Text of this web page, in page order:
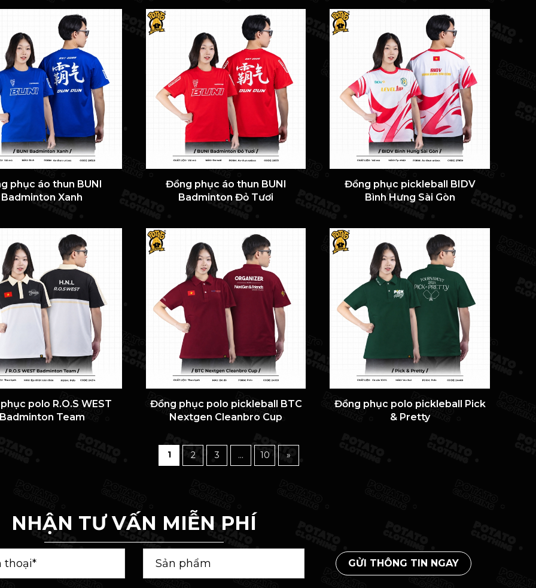
phục áo thun BUNI
Badminton Xanh
Đồng phục áo thun BUNI
Badminton Đỏ Tươi
Đồng phục pickleball BIDV
Bình Hưng Sài Gòn
polo R.O.S WEST
Team
Đồng phục polo pickleball BTC
Nextgen Cleanbro Cup
Đồng phục polo pickleball Pick
& Pretty
1 2 3 ... 10 »
NHẬN TƯ VẤN MIỄN PHÍ
GỬI THÔNG TIN NGAY